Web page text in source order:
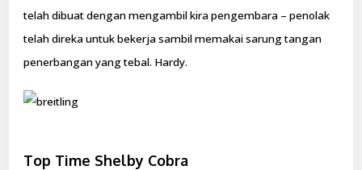
telah dibuat dengan mengambil kira pengembara – penolak
telah direka untuk bekerja sambil memakai sarung tangan
penerbangan yang tebal. Hardy.
Top Time Shelby Cobra